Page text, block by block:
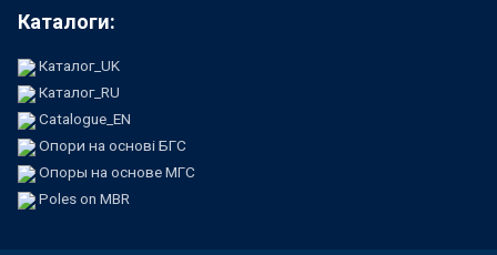
Каталоги:
Каталог_UK
Каталог_RU
Catalogue_EN
Опори на основі БГС
Опоры на основе МГС
Poles on MBR